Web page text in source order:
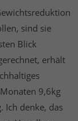
sind sie
Blick
erhält
9,6kg
Ich denke, das